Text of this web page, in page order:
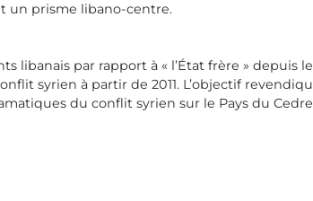
un prisme libano-centre.
libanais par rapport à « l’État frère » depuis
syrien à partir de 2011. L’objectif
du conflit syrien sur le Pays du